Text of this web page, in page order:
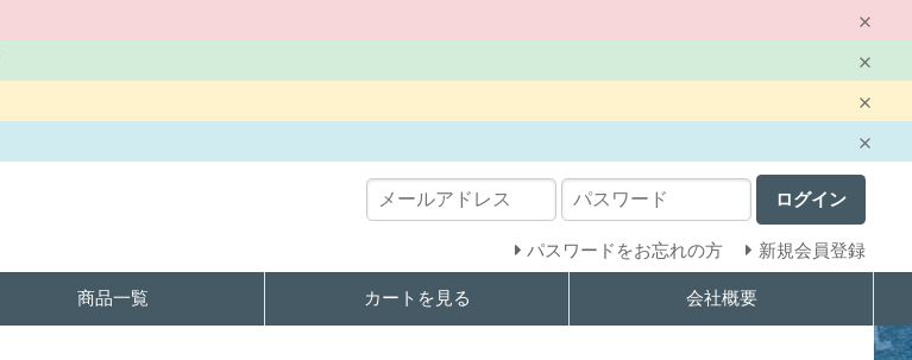
ログイン
パスワードをお忘れの方 新規会員登録
商品一覧 カートを見る 会社概要